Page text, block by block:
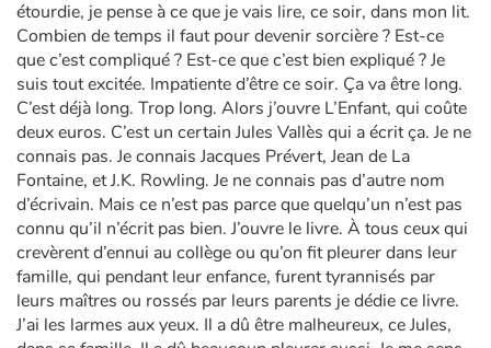
étourdie, je pense à ce que je vais lire, ce soir, dans mon lit.
Combien de temps il faut pour devenir sorcière ? Est-ce
que c’est compliqué ? Est-ce que c’est bien expliqué ? Je
suis tout excitée. Impatiente d’être ce soir. Ça va être long.
C’est déjà long. Trop long. Alors j’ouvre L’Enfant, qui coûte
deux euros. C’est un certain Jules Vallès qui a écrit ça. Je ne
connais pas. Je connais Jacques Prévert, Jean de La
Fontaine, et J.K. Rowling. Je ne connais pas d’autre nom
d’écrivain. Mais ce n’est pas parce que quelqu’un n’est pas
connu qu’il n’écrit pas bien. J’ouvre le livre. À tous ceux qui
crevèrent d’ennui au collège ou qu’on fit pleurer dans leur
famille, qui pendant leur enfance, furent tyrannisés par
leurs maîtres ou rossés par leurs parents je dédie ce livre.
J’ai les larmes aux yeux. Il a dû être malheureux, ce Jules,